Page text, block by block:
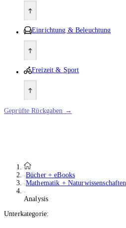
Einrichtung & Beleuchtung
Freizeit & Sport
Geprüfte Rückgaben →
Bücher + eBooks
Mathematik + Naturwissenschaften
Analysis
Unterkategorie: